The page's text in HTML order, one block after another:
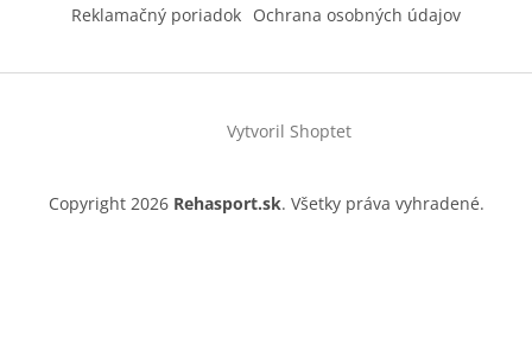
t
Reklamačný poriadok Ochrana osobných údajov
Vytvoril Shoptet
Copyright 2026 Rehasport.sk. Všetky práva vyhradené.